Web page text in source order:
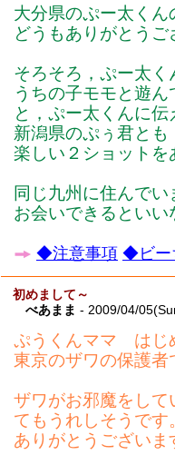
大分県のぷー太くん
どうもありがとう
そろそろ，ぷー太
うちの子モモと遊
と，ぷー太くんに
新潟県のぷぅ君と
楽しい２ショット
同じ九州に住んで
お会いできるとい
◆注意事項 ◆ビー
初めまして～
べあまま - 2009/04/
ぷうくんママ はじ
東京のザワの保護者
ザワがお邪魔をし
てもうれしそうで
ありがとうございま